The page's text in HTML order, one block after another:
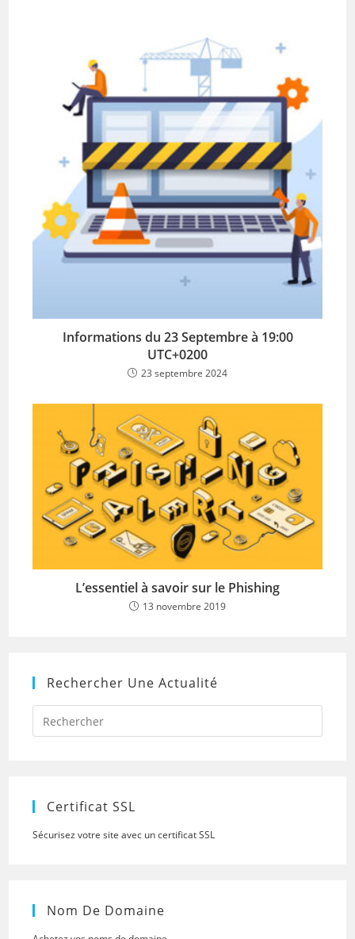
Informations du 23 Septembre à 19:00
UTC+0200
23 septembre 2024
L’essentiel à savoir sur le Phishing
13 novembre 2019
Rechercher Une Actualité
Press
to
Certificat SSL
Sécurisez votre site avec un certificat SSL
Nom De Domaine